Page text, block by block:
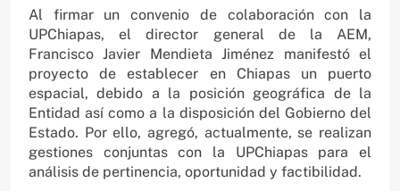
Al firmar un convenio de colaboración con la
UPChiapas, el director general de la AEM,
Francisco Javier Mendieta Jiménez manifestó el
proyecto de establecer en Chiapas un puerto
espacial, debido a la posición geográfica de la
Entidad así como a la disposición del Gobierno del
Estado. Por ello, agregó, actualmente, se realizan
gestiones conjuntas con la UPChiapas para el
análisis de pertinencia, oportunidad y factibilidad.